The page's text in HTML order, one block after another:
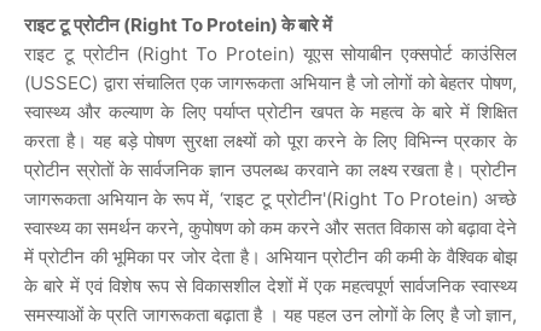
राइट टू प्रोटीन (Right To Protein) के बारे में
राइट टू प्रोटीन (Right To Protein) यूएस सोयाबीन एक्सपोर्ट काउंसिल
(USSEC) द्वारा संचालित एक जागरूकता अभियान है जो लोगों को बेहतर पोषण,
स्वास्थ्य और कल्याण के लिए पर्याप्त प्रोटीन खपत के महत्व के बारे में शिक्षित
करता है। यह बड़े पोषण सुरक्षा लक्ष्यों को पूरा करने के लिए विभिन्न प्रकार के
प्रोटीन स्रोतों के सार्वजनिक ज्ञान उपलब्ध करवाने का लक्ष्य रखता है। प्रोटीन
जागरूकता अभियान के रूप में, ‘राइट टू प्रोटीन'(Right To Protein) अच्छे
स्वास्थ्य का समर्थन करने, कुपोषण को कम करने और सतत विकास को बढ़ावा देने
में प्रोटीन की भूमिका पर जोर देता है। अभियान प्रोटीन की कमी के वैश्विक बोझ
के बारे में एवं विशेष रूप से विकासशील देशों में एक महत्वपूर्ण सार्वजनिक स्वास्थ्य
समस्याओं के प्रति जागरूकता बढ़ाता है । यह पहल उन लोगों के लिए है जो ज्ञान,